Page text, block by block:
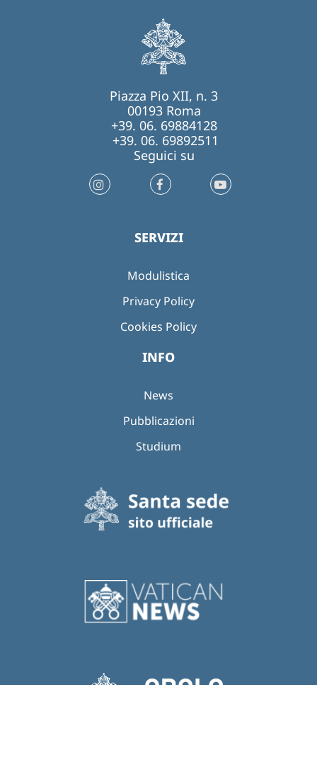
Piazza Pio XII, n. 3
00193 Roma
+39. 06. 69884128
+39. 06. 69892511
Seguici su
SERVIZI
Modulistica
Privacy Policy
Cookies Policy
INFO
News
Pubblicazioni
Studium